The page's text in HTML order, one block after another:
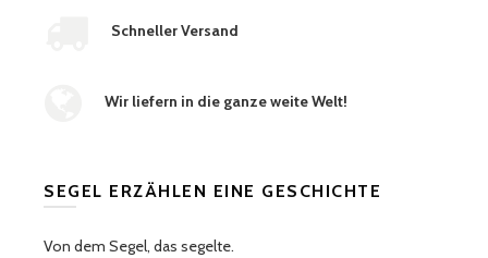
Schneller Versand
Wir liefern in die ganze weite Welt!
SEGEL ERZÄHLEN EINE GESCHICHTE
Von dem Segel, das segelte.